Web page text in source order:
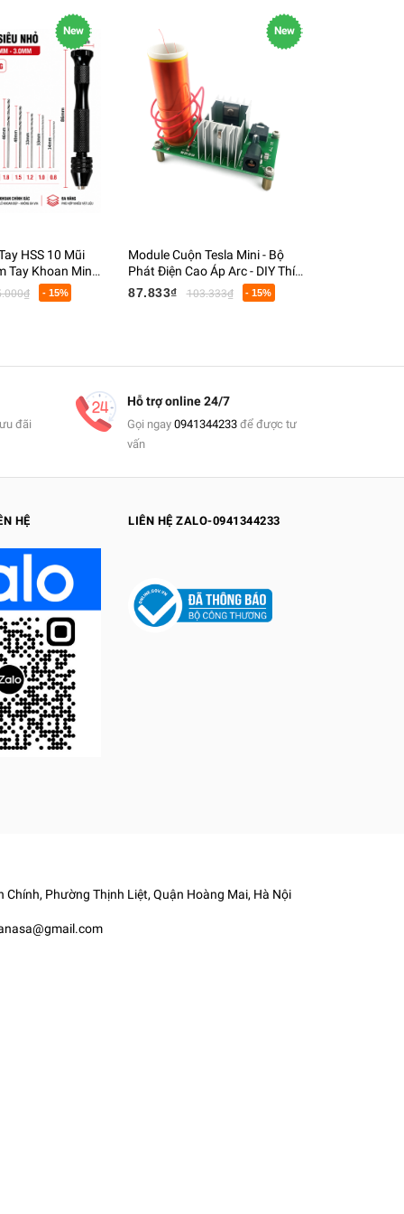
New
HSS 10 Mũi
Tay Khoan Mini
PCB Gỗ Nhựa
- 15%
New
Module Cuộn Tesla Mini - Bộ
Phát Điện Cao Áp Arc - DIY Thí
Nghiệm Vật Lý - DC 15-24V
87.833₫ 103.333₫ - 15%
đãi
Hỗ trợ online 24/7
Gọi ngay 0941344233để được tư
vấn
HỆ LIÊN HỆ ZALO-0941344233
Chính, Phường Thịnh Liệt, Quận Hoàng Mai, Hà Nội